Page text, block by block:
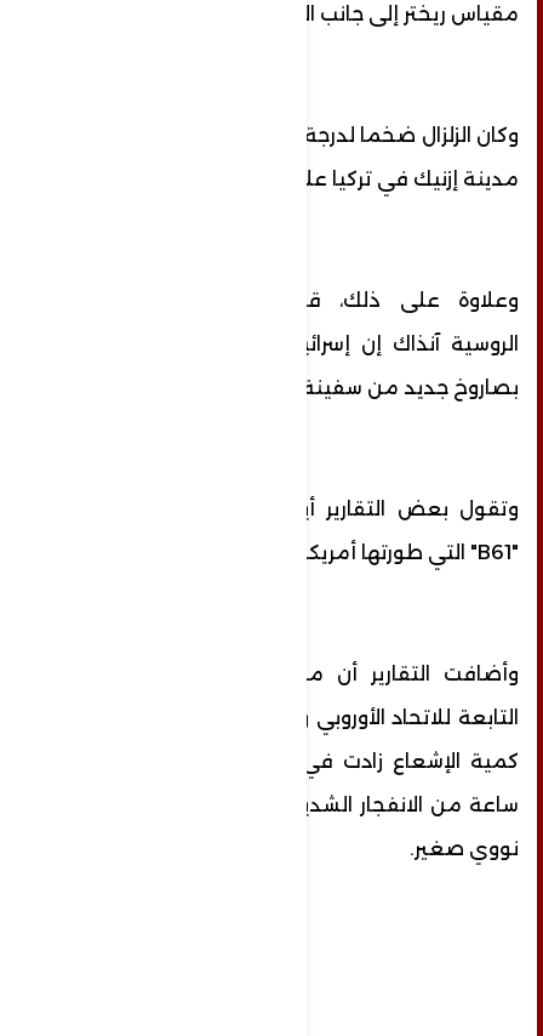
مقياس ريختر إلى جانب الانفجار الهائل.
وكان الزلزال ضخما لدرجة أن الشعور به وصل إلى
مدينة إزنيك في تركيا على بعد 820 كيلومترا.
وعلاوة على ذلك، قالت وكالة "سبوتنيك"
الروسية آنذاك إن إسرائيل استهدفت طرطوس
بصاروخ جديد من سفينة حربية.
وتقول بعض التقارير أيضا إن القنبلة النووية
"B61" التي طورتها أمريكا استخدمت هنا.
وأضافت التقارير أن مراقبة البيئة الإشعاعية
التابعة للاتحاد الأوروبي وجدت بشكل مفاجئ أن
ساعة من الانفجار الشديد، مما يشير إلى هجوم
نووي صغير.